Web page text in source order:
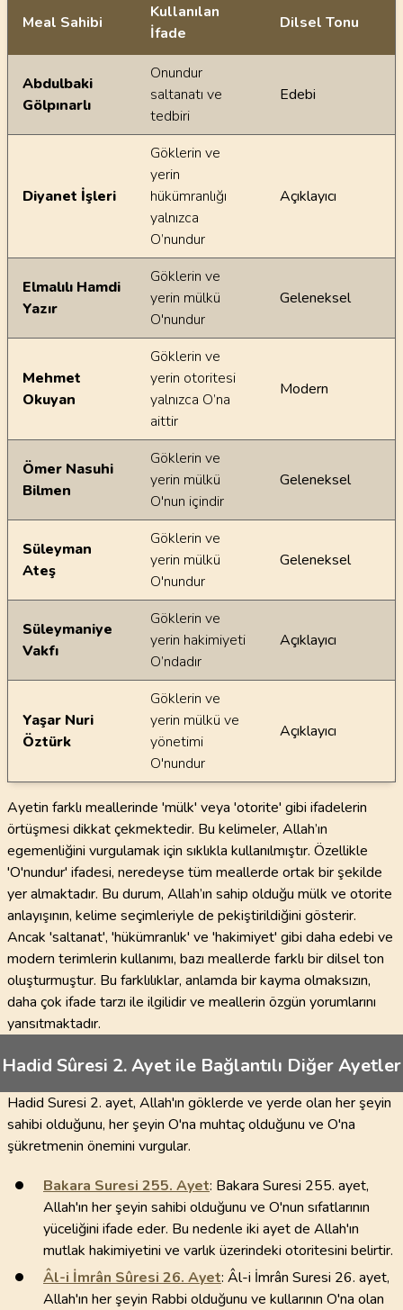
Ayetin meallerindeki dilsel farklılıklar
Meal Sahibi
Kullanılan
İfade
Dilsel Tonu
Abdulbaki
Gölpınarlı
Onundur
saltanatı ve
tedbiri
Edebi
Diyanet İşleri
Göklerin ve
yerin
hükümranlığı
yalnızca
O’nundur
Açıklayıcı
Elmalılı Hamdi
Yazır
Göklerin ve
yerin mülkü
O'nundur
Geleneksel
Mehmet
Okuyan
Göklerin ve
yerin otoritesi
yalnızca O’na
aittir
Modern
Ömer Nasuhi
Bilmen
Göklerin ve
yerin mülkü
O'nun içindir
Geleneksel
Süleyman
Ateş
Göklerin ve
yerin mülkü
O'nundur
Geleneksel
Süleymaniye
Vakfı
Göklerin ve
yerin hakimiyeti
O’ndadır
Açıklayıcı
Yaşar Nuri
Öztürk
Göklerin ve
yerin mülkü ve
yönetimi
O'nundur
Açıklayıcı
Ayetin farklı meallerinde 'mülk' veya 'otorite' gibi ifadelerin
örtüşmesi dikkat çekmektedir. Bu kelimeler, Allah’ın
egemenliğini vurgulamak için sıklıkla kullanılmıştır. Özellikle
'O'nundur' ifadesi, neredeyse tüm meallerde ortak bir şekilde
yer almaktadır. Bu durum, Allah’ın sahip olduğu mülk ve otorite
anlayışının, kelime seçimleriyle de pekiştirildiğini gösterir.
Ancak 'saltanat', 'hükümranlık' ve 'hakimiyet' gibi daha edebi ve
modern terimlerin kullanımı, bazı meallerde farklı bir dilsel ton
oluşturmuştur. Bu farklılıklar, anlamda bir kayma olmaksızın,
daha çok ifade tarzı ile ilgilidir ve meallerin özgün yorumlarını
yansıtmaktadır.
Hadid Sûresi 2. Ayet ile Bağlantılı Diğer Ayetler
Hadid Suresi 2. ayet, Allah'ın göklerde ve yerde olan her şeyin
sahibi olduğunu, her şeyin O'na muhtaç olduğunu ve O'na
şükretmenin önemini vurgular.
Bakara Suresi 255. Ayet: Bakara Suresi 255. ayet,
Allah'ın her şeyin sahibi olduğunu ve O'nun sıfatlarının
yüceliğini ifade eder. Bu nedenle iki ayet de Allah'ın
mutlak hakimiyetini ve varlık üzerindeki otoritesini belirtir.
Âl-i İmrân Sûresi 26. Ayet: Âl-i İmrân Suresi 26. ayet,
Allah'ın her şeyin Rabbi olduğunu ve kullarının O'na olan